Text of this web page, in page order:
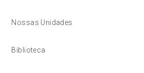
Nossas Unidades
Biblioteca